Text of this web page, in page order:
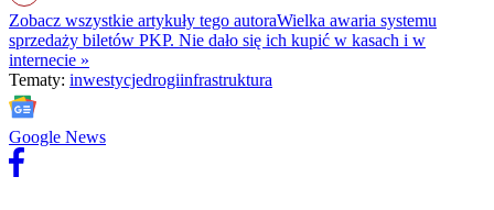
Zobacz wszystkie artykuły tego autoraWielka awaria systemu
sprzedaży biletów PKP. Nie dało się ich kupić w kasach i w
internecie »
Tematy: inwestycjedrogiinfrastruktura
Google News